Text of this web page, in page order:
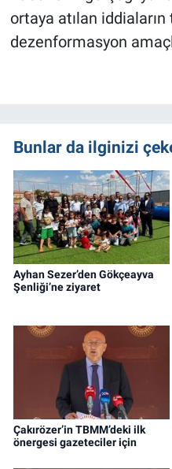
ortaya atılan
dezenformasyon
Bunlar da ilginizi
Ayhan Sezer’den Gökçeayva
Şenliği’ne ziyaret
Çakırözer’in TBMM’deki ilk
önergesi gazeteciler için